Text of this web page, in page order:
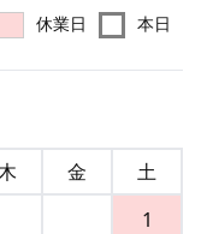
休業日 本日
金
土
1